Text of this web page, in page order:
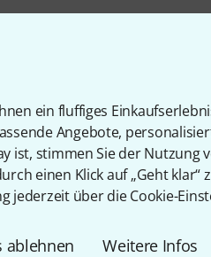
ein fluffiges
Angebote,
ist, stimmen Sie der Nutzung
einen Klick auf „Geht klar“
jederzeit über die Cookie-
ablehnen Weitere Infos